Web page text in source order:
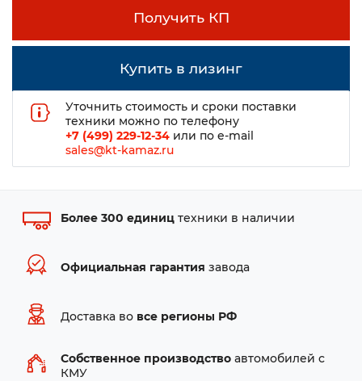
Получить КП
Купить в лизинг
Уточнить стоимость и сроки поставки
техники можно по телефону
+7 (499) 229-12-34 или по e-mail
sales@kt-kamaz.ru
Более 300 единиц техники в наличии
Официальная гарантия завода
Доставка во все регионы РФ
Собственное производство автомобилей с
КМУ